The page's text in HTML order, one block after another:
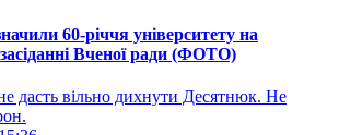
60-річчя університету на
Вченої ради (ФОТО)
дасть вільно дихнути Десятнюк. Не